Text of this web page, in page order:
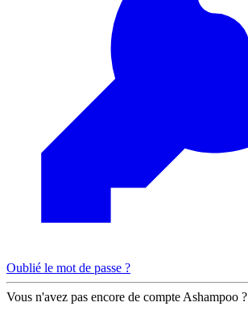
Oublié le mot de passe ?
Vous n'avez pas encore de compte Ashampoo ?